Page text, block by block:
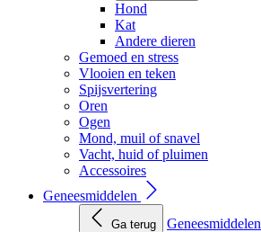
Hond
Kat
Andere dieren
Gemoed en stress
Vlooien en teken
Spijsvertering
Oren
Ogen
Mond, muil of snavel
Vacht, huid of pluimen
Accessoires
Geneesmiddelen
Ga terug
Geneesmiddelen